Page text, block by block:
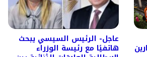
عاجل- الرئيس السيسي يبحث
هاتفيًا مع رئيسة الوزراء